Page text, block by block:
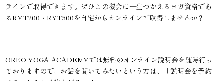
ラインで取得できます。ぜひこの機会に一生つかえるヨガ資格であ
るRYT200・RYT500を自宅からオンラインで取得しませんか？
OREO YOGA ACADEMYでは無料のオンライン説明会を随時行っ
ておりますので、お話を聞いてみたいという方は、「説明会を予約